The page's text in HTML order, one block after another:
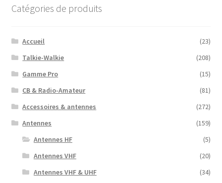
Catégories de produits
Accueil
(23)
Talkie-Walkie
(208)
Gamme Pro
(15)
CB & Radio-Amateur
(81)
Accessoires & antennes
(272)
Antennes
(159)
Antennes HF
(5)
Antennes VHF
(20)
Antennes VHF & UHF
(34)